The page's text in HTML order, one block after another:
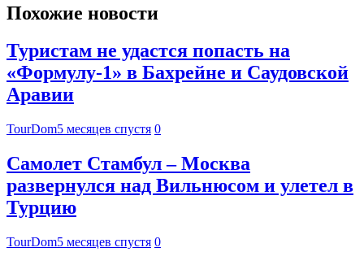
Похожие новости
Туристам не удастся попасть на
«Формулу-1» в Бахрейне и Саудовской
Аравии
TourDom5 месяцев спустя 0
Самолет Стамбул – Москва
развернулся над Вильнюсом и улетел в
Турцию
TourDom5 месяцев спустя 0